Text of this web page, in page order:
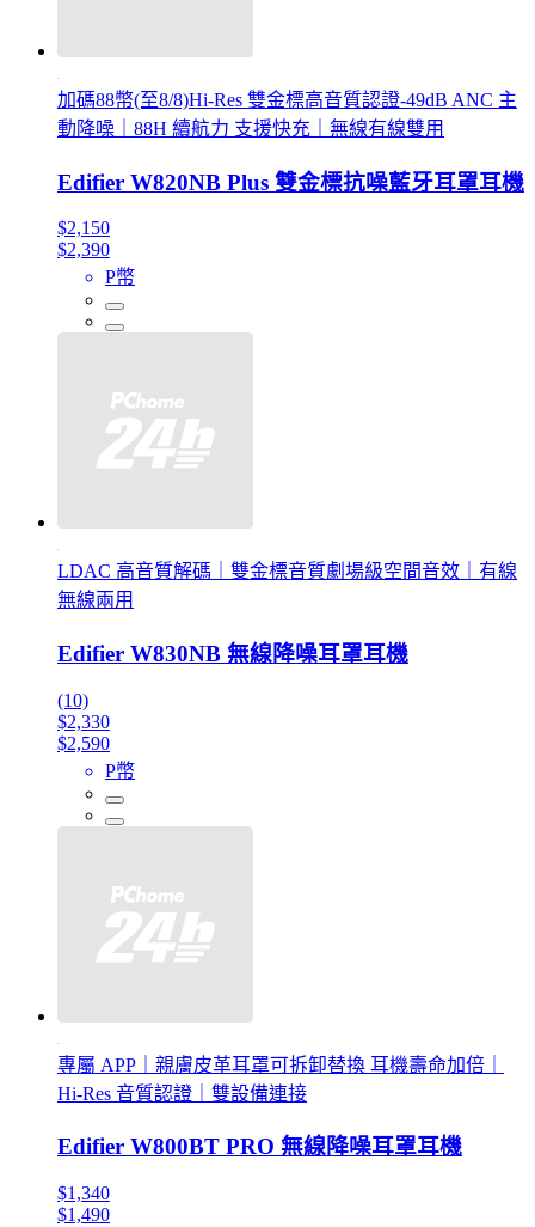
加碼88幣(至8/8)Hi-Res 雙金標高音質認證-49dB ANC 主
動降噪｜88H 續航力 支援快充｜無線有線雙用
Edifier W820NB Plus 雙金標抗噪藍牙耳罩耳機
$2,150
$2,390
P幣
LDAC 高音質解碼｜雙金標音質劇場級空間音效｜有線
無線兩用
Edifier W830NB 無線降噪耳罩耳機
(10)
$2,330
$2,590
P幣
專屬 APP｜親膚皮革耳罩可拆卸替換 耳機壽命加倍｜
Hi-Res 音質認證｜雙設備連接
Edifier W800BT PRO 無線降噪耳罩耳機
$1,340
$1,490